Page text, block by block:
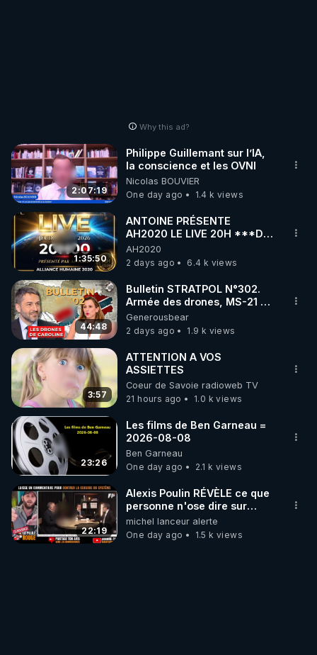
Why this ad?
2:07:19
Philippe Guillemant sur l’IA,
la conscience et les OVNI
Nicolas BOUVIER
One day ago
1.4 k views
1:35:50
ANTOINE PRÉSENTE
AH2020 LE LIVE 20H ***DU
06/08/2026***
AH2020
2 days ago
6.4 k views
44:48
Bulletin STRATPOL N°302.
Armée des drones, MS-21 en
série, missiles coréens.
07.08.2026.
Generousbear
2 days ago
1.9 k views
3:57
ATTENTION A VOS
ASSIETTES
Coeur de Savoie radioweb TV
21 hours ago
1.0 k views
23:26
Les films de Ben Garneau =
2026-08-08
Ben Garneau
One day ago
2.1 k views
22:19
Alexis Poulin RÉVÈLE ce que
personne n'ose dire sur
l'Union européenne (C'est
explosif)
michel lanceur alerte
One day ago
1.5 k views